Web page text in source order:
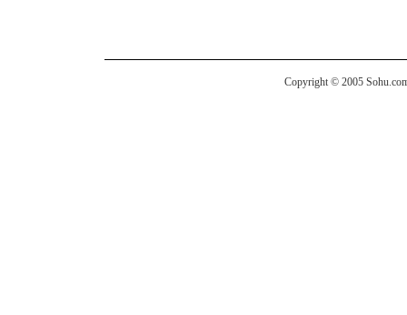
Copyright © 2005